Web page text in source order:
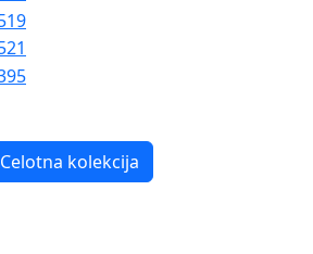
Celotna kolekcija